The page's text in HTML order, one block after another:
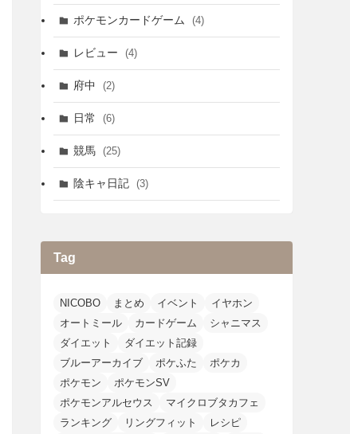
ポケモンカードゲーム (4)
レビュー (4)
府中 (2)
日常 (6)
競馬 (25)
陰キャ日記 (3)
Tag
NICOBO まとめ イベント
イヤホン
オートミール
カードゲーム
シャニマス
ダイエット
ダイエット記録
ブルーアーカイブ
ポケふた
ポケカ
ポケモン
ポケモンSV
ポケモンアルセウス
マイクロブタカフェ
ランキング
リングフィット
レシピ